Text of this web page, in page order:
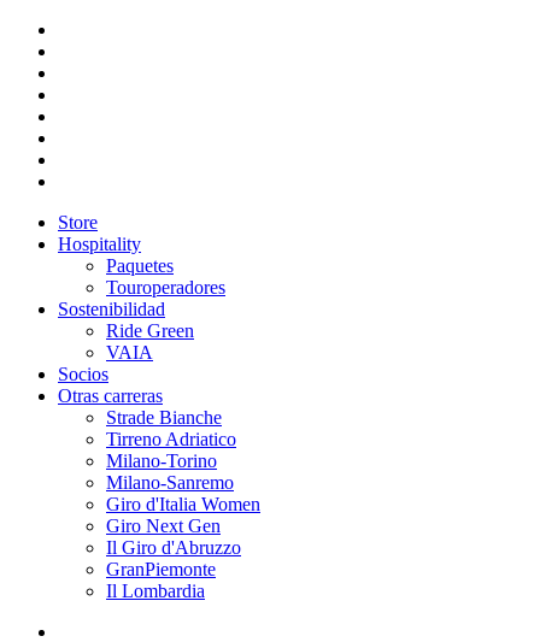
Store
Hospitality
Paquetes
Touroperadores
Sostenibilidad
Ride Green
VAIA
Socios
Otras carreras
Strade Bianche
Tirreno Adriatico
Milano-Torino
Milano-Sanremo
Giro d'Italia Women
Giro Next Gen
Il Giro d'Abruzzo
GranPiemonte
Il Lombardia